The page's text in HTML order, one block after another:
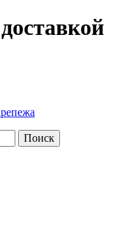
Поиск